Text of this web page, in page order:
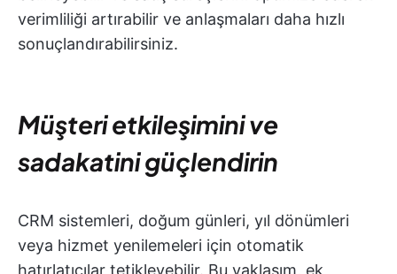
verimliliği artırabilir ve anlaşmaları daha hızlı
sonuçlandırabilirsiniz.
Müşteri etkileşimini ve
sadakatini güçlendirin
CRM sistemleri, doğum günleri, yıl dönümleri
veya hizmet yenilemeleri için otomatik
hatırlatıcılar tetikleyebilir. Bu yaklaşım, ek